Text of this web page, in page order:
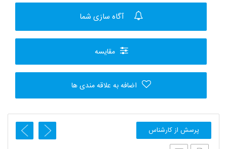
آگاه سازی شما
مقایسه
اضافه به علاقه مندی ها
پرسش از کارشناس